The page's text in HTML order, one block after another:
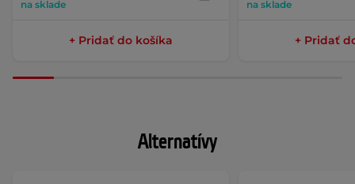
na sklade
+ Pridať do košíka
na sklade
+ Pridať
Alternatívy